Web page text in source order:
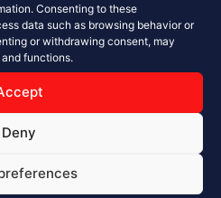
Consenting to these
data such as browsing behavior or
or withdrawing consent, may
functions.
Deny
a
y
Ver Más